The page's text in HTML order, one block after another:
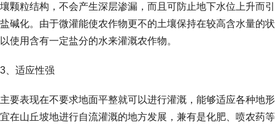
壤颗粒结构，不会产生深层渗漏，而且可防止地下水位上升而
盐碱化。由于微灌能使农作物更不的土壤保持在较高含水量的
以使用含有一定盐分的水来灌溉农作物。
3、适应性强
主要表现在不要求地面平整就可以进行灌溉，能够适应各种地
宜在山丘坡地进行自流灌溉的地方发展，兼有是化肥、喷农药